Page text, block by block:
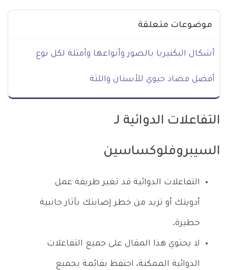
موضوعات متعلقة
أشكال البكتيريا بالصور وأنواعها وأمثلة لكل نوع
أفضل مضاد حيوي للأسنان واللثة
التفاعلات الدوائية لـ
السيبروفلوكساسين
التفاعلات الدوائية قد تغير طريقة عمل
أدويتك أو تزيد من خطر إصابتك بآثار جانبية
خطيرة.
لا يحتوي هذا المقال على جميع التفاعلات
الدوائية الممكنة، احتفظ بقائمة بجميع